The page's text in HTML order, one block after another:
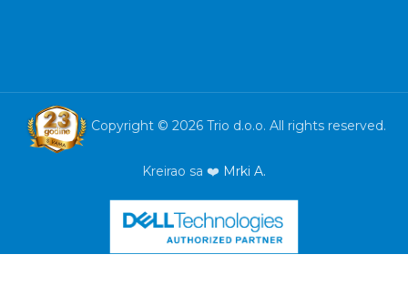
Copyright © 2026 Trio d.o.o. All rights reserved.
Kreirao sa ❤️ Mrki A.
Blackview
kids 4+8GB